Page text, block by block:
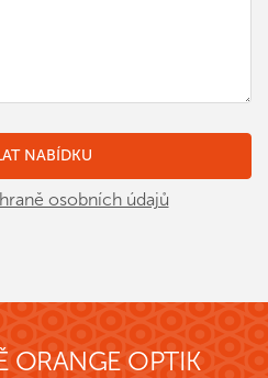
osobních údajů
ORANGE OPTIK